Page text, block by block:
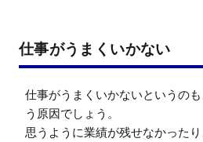
仕事がうまくいかない
仕事がうまくいかないというの
う原因でしょう。
思うように業績が残せなかった